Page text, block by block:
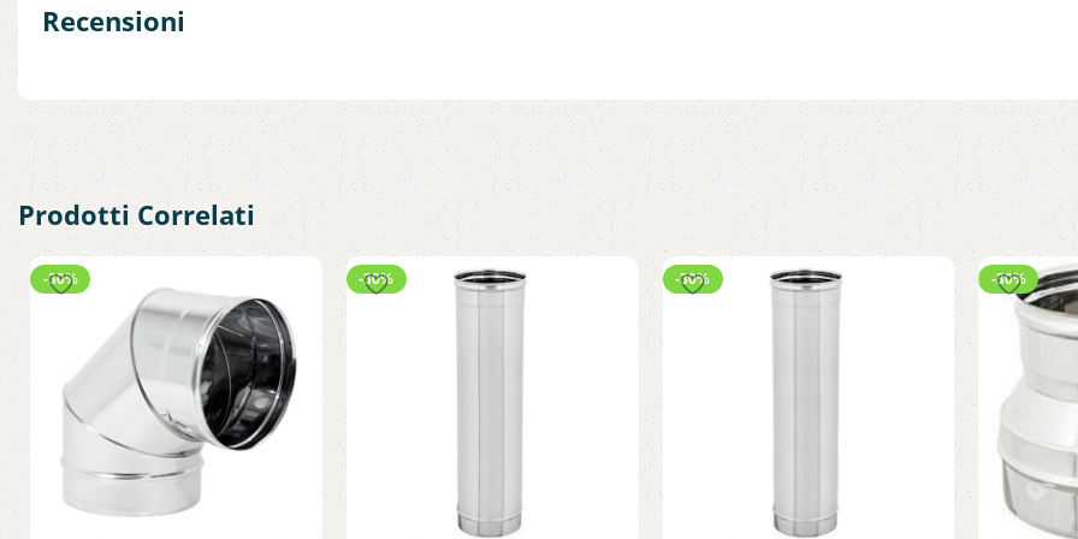
Recensioni
Prodotti Correlati
-30% -30% -30% -30%